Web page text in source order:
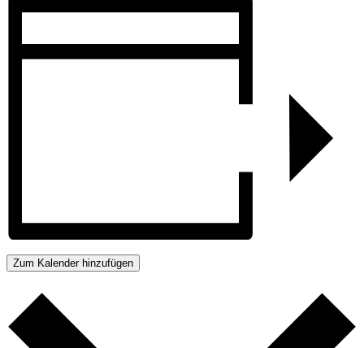
Zum Kalender hinzufügen